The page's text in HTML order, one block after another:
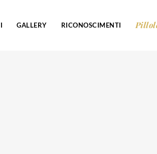
GALLERY RICONOSCIMENTI